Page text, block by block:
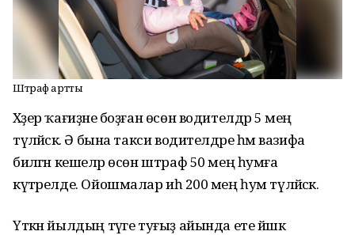
Штраф артты
Хәҙер ҡағиҙәне боҙған өсөн водителдәр 5 мең
түләйәсәк. Ә бына такси водителдәре һәм вазифа
биләгән кешеләр өсөн штраф 50 мең һумға
күтәрелде. Ойошмалар иһә 200 мең һум түләйәсәк.
Үткән йылдың тәүге туғыҙ айында ете йәшкә